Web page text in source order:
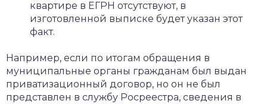
квартире в ЕГРН отсутствуют, в
изготовленной выписке будет указан этот
факт.
Например, если по итогам обращения в
муниципальные органы гражданам был выдан
приватизационный договор, но он не был
представлен в службу Росреестра, сведения в